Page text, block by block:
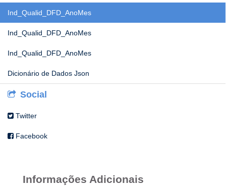
Ind_Qualid_DFD_AnoMes
Ind_Qualid_DFD_AnoMes
Ind_Qualid_DFD_AnoMes
Dicionário de Dados Json
Social
Twitter
Facebook
Informações Adicionais